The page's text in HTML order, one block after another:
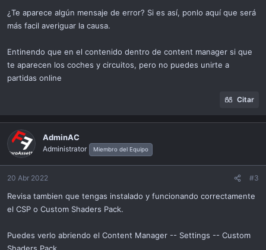
:
¿Te aparece algún mensaje de error? Si es así, ponlo aquí que será
más facil averiguar la causa.
Entinendo que en el contenido dentro de content manager si que
te aparecen los coches y circuitos, pero no puedes unirte a
partidas online
Citar
AdminAC
Administrator Miembro del Equipo
20 Abr 2022 #3
Revisa tambien que tengas instalado y funcionando correctamente
el CSP o Custom Shaders Pack.
Puedes verlo abriendo el Content Manager -- Settings -- Custom